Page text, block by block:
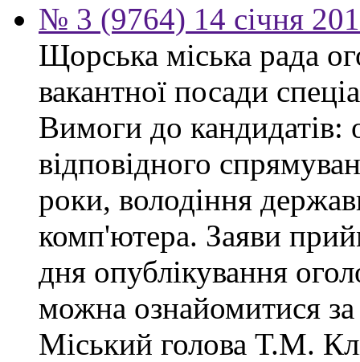
№ 3 (9764) 14 січня
Щорська міська рада
вакантної посади
Вимоги до кандидатів:
відповідного
роки, володіння
комп'ютера. Заяви
дня опублікування
можна ознайомитися
Міський голова Т.М.